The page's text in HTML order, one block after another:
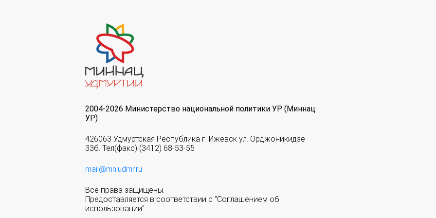
2004-2026 Министерство национальной политики УР (Миннац
УР)
426063 Удмуртская Республика г. Ижевск ул. Орджоникидзе
33б. Тел(факс) (3412) 68-53-55
mail@mn.udmr.ru
Все права защищены.
Предоставляется в соответствии с "Соглашением об
использовании".